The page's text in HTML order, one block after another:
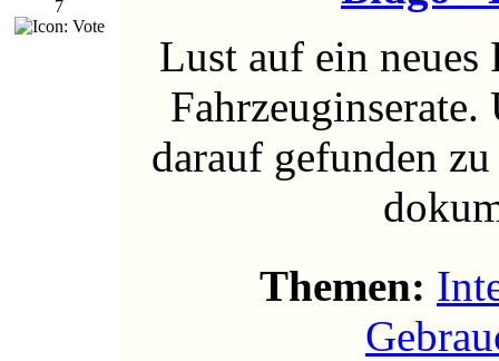
7
Lust auf ein neues
darauf gefunden
Themen: